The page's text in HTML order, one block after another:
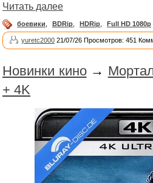
Читать далее
боевики BDRip HDRip Full HD 1080p
yuretc2000 21/07/26 Просмотров: 451
Новинки кино→
+ 4K